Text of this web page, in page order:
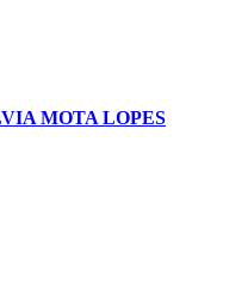
MOTA LOPES